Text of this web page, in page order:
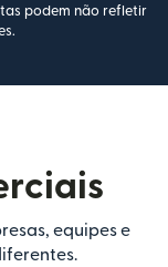
podem não refletir
equipes e